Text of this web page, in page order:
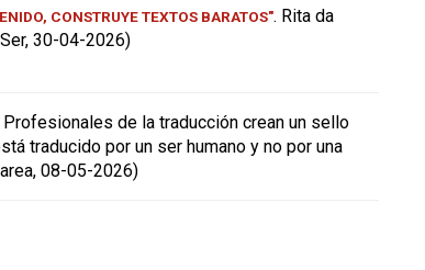
CONSTRUYE TEXTOS BARATOS". Rita da
30-04-2026)
Profesionales de la traducción crean un sello
traducido por un ser humano y no por una
08-05-2026)